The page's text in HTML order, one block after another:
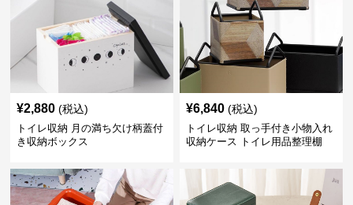
¥2,880 (税込)
トイレ収納 月の満ち欠け柄蓋付
き収納ボックス
¥6,840 (税込)
トイレ収納 取っ手付き小物入れ
収納ケース トイレ用品整理棚